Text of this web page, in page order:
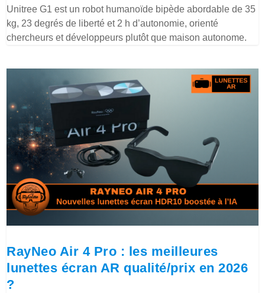
Unitree G1 est un robot humanoïde bipède abordable de 35
kg, 23 degrés de liberté et 2 h d’autonomie, orienté
chercheurs et développeurs plutôt que maison autonome.
RayNeo Air 4 Pro : les meilleures
lunettes écran AR qualité/prix en 2026
?